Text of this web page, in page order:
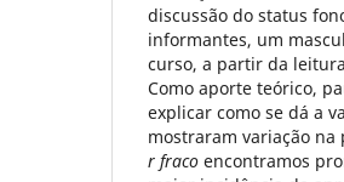
discussão do status
informantes, um
curso, a partir da
Como aporte teórico,
explicar como se dá a
mostraram variação
r fraco encontramos